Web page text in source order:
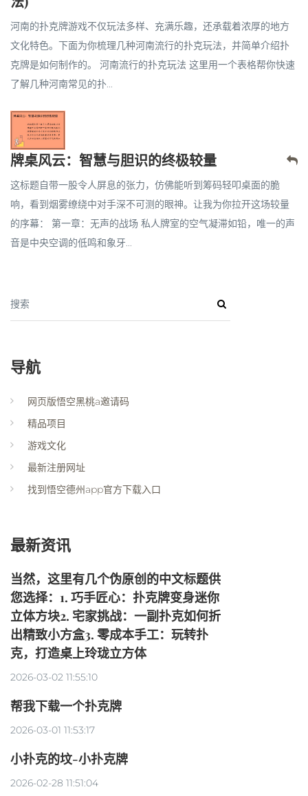
河南的扑克牌游戏不仅玩法多样、充满乐趣，还承载着浓厚的地方
文化特色。下面为你梳理几种河南流行的扑克玩法，并简单介绍扑
克牌是如何制作的。 河南流行的扑克玩法 这里用一个表格帮你快速
了解几种河南常见的扑...
牌桌风云：智慧与胆识的终极较量
这标题自带一股令人屏息的张力，仿佛能听到筹码轻叩桌面的脆
响，看到烟雾缭绕中对手深不可测的眼神。让我为你拉开这场较量
的序幕： 第一章：无声的战场 私人牌室的空气凝滞如铅，唯一的声
音是中央空调的低鸣和象牙...
搜索
导航
网页版悟空黑桃a邀请码
精品项目
游戏文化
最新注册网址
找到悟空德州app官方下载入口
最新资讯
当然，这里有几个伪原创的中文标题供
您选择：1. 巧手匠心：扑克牌变身迷你
立体方块2. 宅家挑战：一副扑克如何折
出精致小方盒3. 零成本手工：玩转扑
克，打造桌上玲珑立方体
2026-03-02 11:55:10
帮我下载一个扑克牌
2026-03-01 11:53:17
小扑克的坟-小扑克牌
2026-02-28 11:51:04